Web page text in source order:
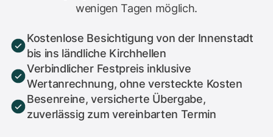
wenigen Tagen möglich.
Kostenlose Besichtigung von der Innenstadt
bis ins ländliche Kirchhellen
Verbindlicher Festpreis inklusive
Wertanrechnung, ohne versteckte Kosten
Besenreine, versicherte Übergabe,
zuverlässig zum vereinbarten Termin